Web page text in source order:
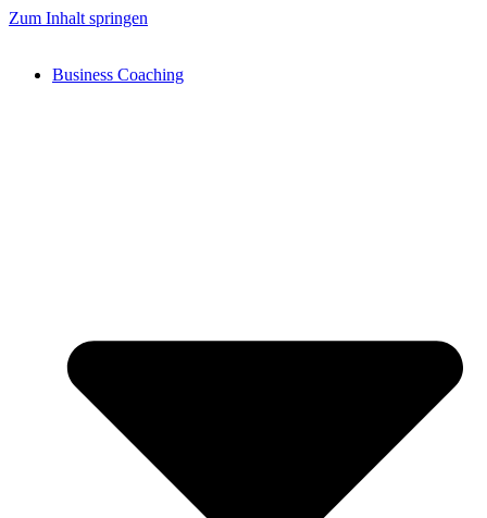
Zum Inhalt springen
Business Coaching